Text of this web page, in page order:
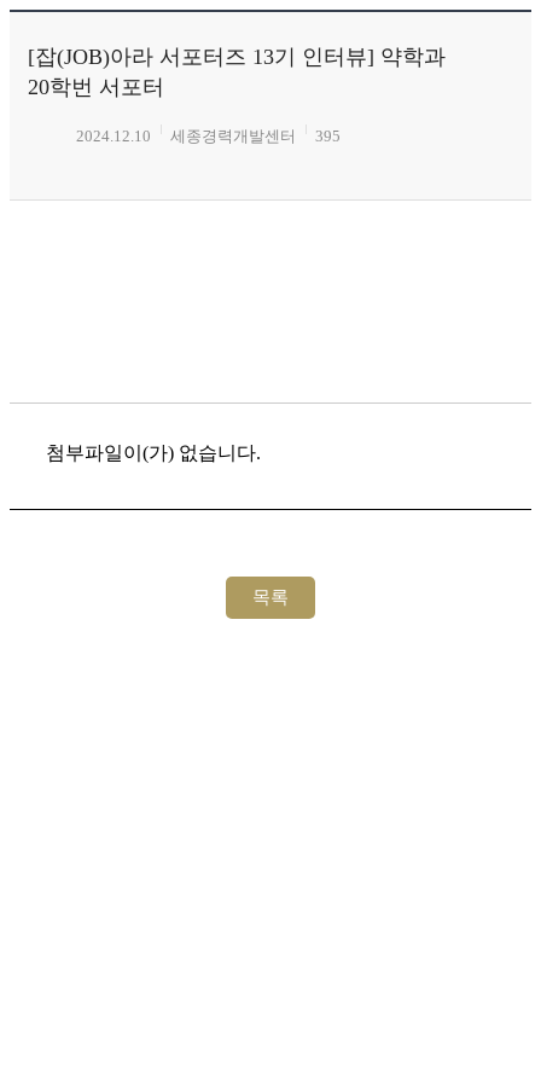
[잡(JOB)아라 서포터즈 13기 인터뷰] 약학과
20학번 서포터
2024.12.10 세종경력개발센터 395
첨부파일이(가) 없습니다.